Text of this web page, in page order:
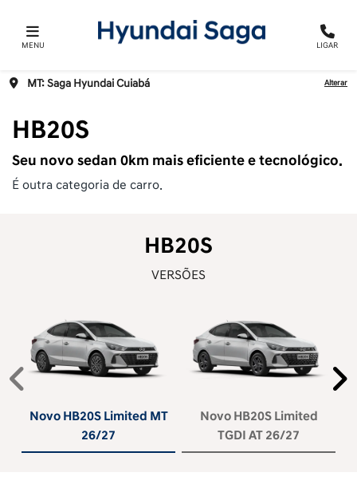
MENU LIGAR
MT: Saga Hyundai Cuiabá Alterar
HB20S
Seu novo sedan 0km mais eficiente e tecnológico.
É outra categoria de carro.
HB20S
VERSÕES
Novo HB20S Limited MT
26/27
Novo HB20S Limited
TGDI AT 26/27
Anterior